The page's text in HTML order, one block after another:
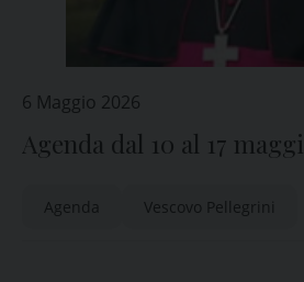
6 Maggio 2026
Agenda dal 10 al 17
Agenda Vescovo Pellegrini